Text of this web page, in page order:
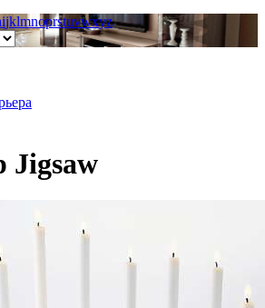
ijklmnoprstuvwxyz
Jigsaw